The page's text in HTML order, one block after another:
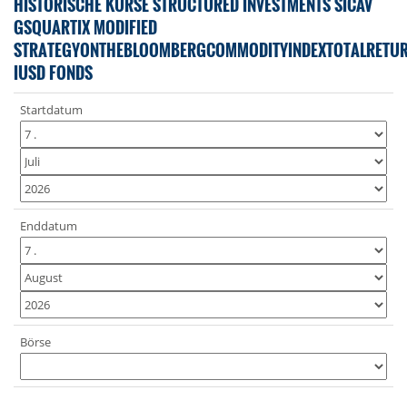
GSQUARTIX MODIFIED
IUSD FONDS
Startdatum
Enddatum
Börse